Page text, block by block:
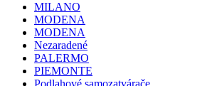
MILANO
MODENA
MODENA
Nezaradené
PALERMO
PIEMONTE
Podlahové samozatvárače